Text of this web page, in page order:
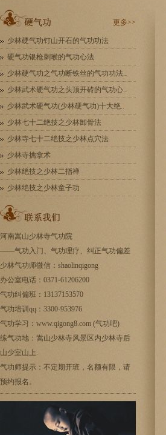
更多>>
少林硬气功钉山开石的气功功法
硬气功银枪刺喉的气功心法
少林硬气功之气功断铁丝的气功功法..
少林武术硬气功之头顶开砖的气功心..
少林武术硬气功(少林硬气功)十大绝..
少林七十二绝技之少林卸骨法
少林寺七十二绝技之少林点穴法
少林寺擒拿术
少林绝技之少林二指禅
少林绝技之少林童子功
河南嵩山少林寺气功院
——气功入门 、气功理疗、纠正气功偏差
少林气功师微信：shaolinqigong
办公室电话：0371-61206200
气功纠偏班：13137153570
气功培训qq：3300-953976
气功学习：www.qigong8.com (气功吧)
练气功地：嵩山少林寺风景区内少林寺后
山少室山上.
气功师提示：不定期开班，名额有限，请
预约报名。